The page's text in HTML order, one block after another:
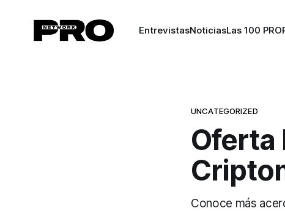
EntrevistasNoticiasLas 100 PRO
UNCATEGORIZED
Oferta
Conoce más